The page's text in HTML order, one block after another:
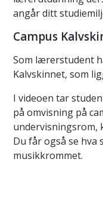
angår ditt
Campus
Som lærerstudent
Kalvskinnet, som
I videoen tar
på omvisning på
undervisningsrom,
Du får også se hva
musikkrommet.